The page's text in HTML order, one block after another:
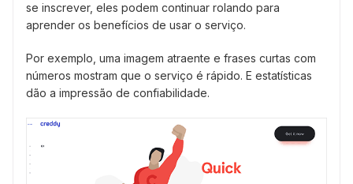
se inscrever, eles podem continuar rolando para
aprender os benefícios de usar o serviço.
Por exemplo, uma imagem atraente e frases curtas com
números mostram que o serviço é rápido. E estatísticas
dão a impressão de confiabilidade.